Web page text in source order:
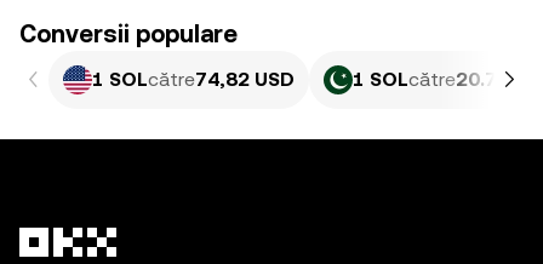
Conversii populare
1 SOLcătre74,82 USD 1 SOLcătre20.790,2